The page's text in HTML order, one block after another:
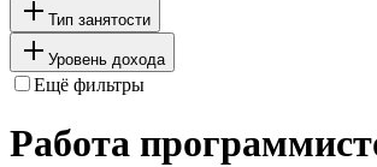
Тип занятости
Уровень дохода
Ещё фильтры
Работа